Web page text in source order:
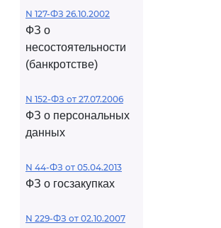
N 127-ФЗ 26.10.2002
ФЗ о
несостоятельности
(банкротстве)
N 152-ФЗ от 27.07.2006
ФЗ о персональных
данных
N 44-ФЗ от 05.04.2013
ФЗ о госзакупках
N 229-ФЗ от 02.10.2007